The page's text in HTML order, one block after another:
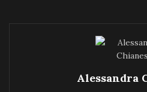
Alessandra